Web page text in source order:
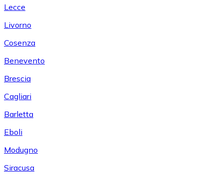
Lecce
Livorno
Cosenza
Benevento
Brescia
Cagliari
Barletta
Eboli
Modugno
Siracusa